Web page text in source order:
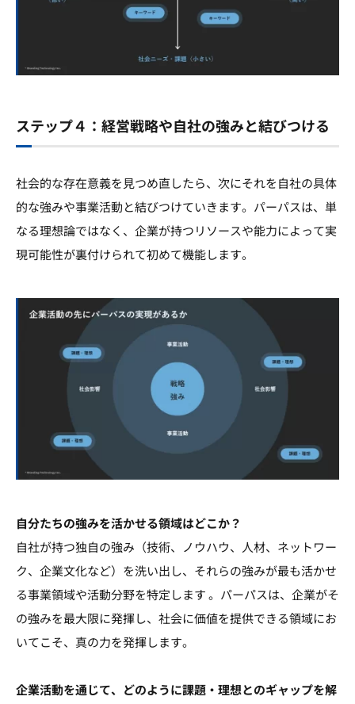
ステップ４：経営戦略や自社の強みと結びつける
社会的な存在意義を見つめ直したら、次にそれを自社の具体
的な強みや事業活動と結びつけていきます。パーパスは、単
なる理想論ではなく、企業が持つリソースや能力によって実
現可能性が裏付けられて初めて機能します。
自分たちの強みを活かせる領域はどこか？
自社が持つ独自の強み（技術、ノウハウ、人材、ネットワー
ク、企業文化など）を洗い出し、それらの強みが最も活かせ
る事業領域や活動分野を特定します 。パーパスは、企業がそ
の強みを最大限に発揮し、社会に価値を提供できる領域にお
いてこそ、真の力を発揮します。
企業活動を通じて、どのように課題・理想とのギャップを解